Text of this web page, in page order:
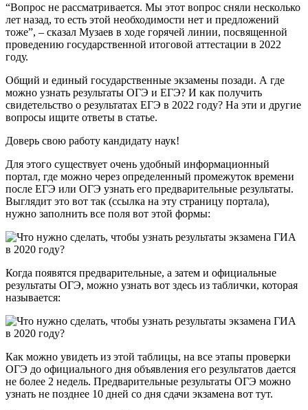
“Вопрос не рассматривается. Мы этот вопрос сняли несколько
лет назад, то есть этой необходимости нет и предложений
тоже”, – сказал Музаев в ходе горячей линии, посвященной
проведению государственной итоговой аттестации в 2022
году.
Общий и единый государственные экзамены позади. А где
можно узнать результаты ОГЭ и ЕГЭ? И как получить
свидетельство о результатах ЕГЭ в 2022 году? На эти и другие
вопросы ищите ответы в статье.
Доверь свою работу кандидату наук!
Для этого существует очень удобный информационный
портал, где можно через определенный промежуток времени
после ЕГЭ или ОГЭ узнать его предварительные результаты.
Выглядит это вот так (ссылка на эту страницу портала),
нужно заполнить все поля вот этой формы:
Когда появятся предварительные, а затем и официальные
результаты ОГЭ, можно узнать вот здесь из таблички, которая
называется:
Как можно увидеть из этой таблицы, на все этапы проверки
ОГЭ до официального дня объявления его результатов дается
не более 2 недель. Предварительные результаты ОГЭ можно
узнать не позднее 10 дней со дня сдачи экзамена вот тут.